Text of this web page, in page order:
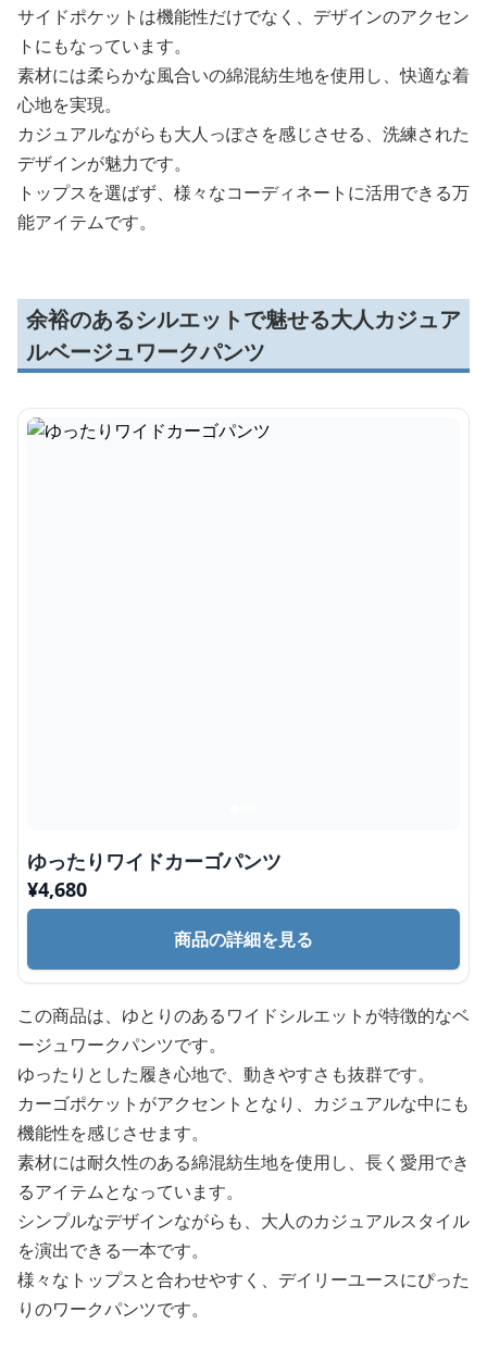
サイドポケットは機能性だけでなく、デザインのアクセン
トにもなっています。
素材には柔らかな風合いの綿混紡生地を使用し、快適な着
心地を実現。
カジュアルながらも大人っぽさを感じさせる、洗練された
デザインが魅力です。
トップスを選ばず、様々なコーディネートに活用できる万
能アイテムです。
余裕のあるシルエットで魅せる大人カジュア
ルベージュワークパンツ
ゆったりワイドカーゴパンツ
¥4,680
商品の詳細を見る
この商品は、ゆとりのあるワイドシルエットが特徴的なベ
ージュワークパンツです。
ゆったりとした履き心地で、動きやすさも抜群です。
カーゴポケットがアクセントとなり、カジュアルな中にも
機能性を感じさせます。
素材には耐久性のある綿混紡生地を使用し、長く愛用でき
るアイテムとなっています。
シンプルなデザインながらも、大人のカジュアルスタイル
を演出できる一本です。
様々なトップスと合わせやすく、デイリーユースにぴった
りのワークパンツです。